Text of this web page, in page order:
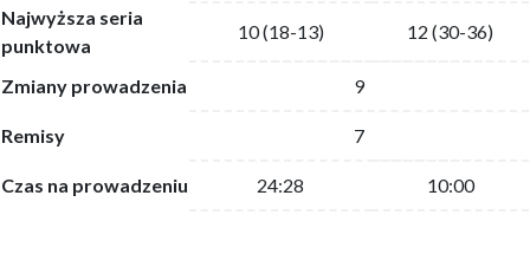
Najwyższa seria
punktowa
10 (18-13) 12 (30-36)
Zmiany prowadzenia 9
Remisy 7
Czas na prowadzeniu 24:28 10:00